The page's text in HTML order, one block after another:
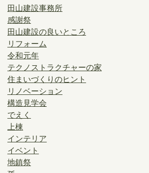
田山建設事務所
感謝祭
田山建設の良いところ
リフォーム
令和元年
テクノストラクチャーの家
住まいづくりのヒント
リノベーション
構造見学会
でえく
上棟
インテリア
イベント
地鎮祭